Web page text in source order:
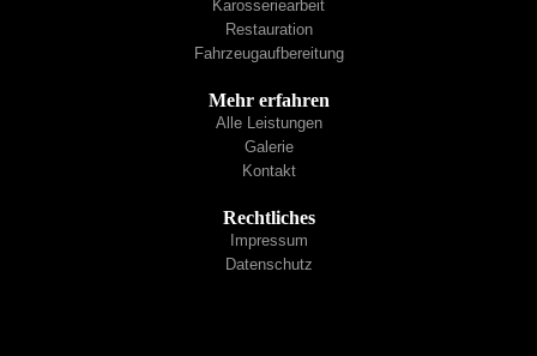
Karosseriearbeit
Restauration
Fahrzeugaufbereitung
Mehr erfahren
Alle Leistungen
Galerie
Kontakt
Rechtliches
Impressum
Datenschutz